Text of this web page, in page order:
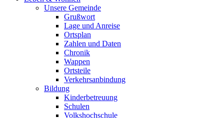
Unsere Gemeinde
Grußwort
Lage und Anreise
Ortsplan
Zahlen und Daten
Chronik
Wappen
Ortsteile
Verkehrsanbindung
Bildung
Kinderbetreuung
Schulen
Volkshochschule